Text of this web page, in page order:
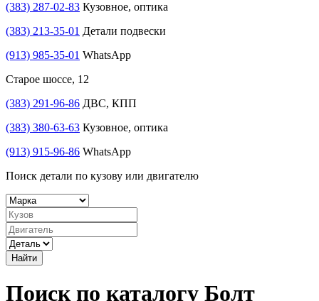
(383) 287-02-83 Кузовное, оптика
(383) 213-35-01 Детали подвески
(913) 985-35-01 WhatsApp
Старое шоссе, 12
(383) 291-96-86 ДВС, КПП
(383) 380-63-63 Кузовное, оптика
(913) 915-96-86 WhatsApp
Поиск детали по кузову или двигателю
Найти
Поиск по каталогу Болт